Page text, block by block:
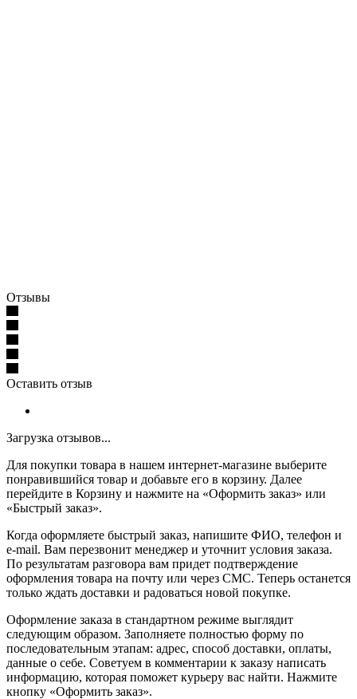
Отзывы
Оставить отзыв
Загрузка отзывов...
Для покупки товара в нашем интернет-магазине выберите
понравившийся товар и добавьте его в корзину. Далее
перейдите в Корзину и нажмите на «Оформить заказ» или
«Быстрый заказ».
Когда оформляете быстрый заказ, напишите ФИО, телефон и
e-mail. Вам перезвонит менеджер и уточнит условия заказа.
По результатам разговора вам придет подтверждение
оформления товара на почту или через СМС. Теперь останется
только ждать доставки и радоваться новой покупке.
Оформление заказа в стандартном режиме выглядит
следующим образом. Заполняете полностью форму по
последовательным этапам: адрес, способ доставки, оплаты,
данные о себе. Советуем в комментарии к заказу написать
информацию, которая поможет курьеру вас найти. Нажмите
кнопку «Оформить заказ».